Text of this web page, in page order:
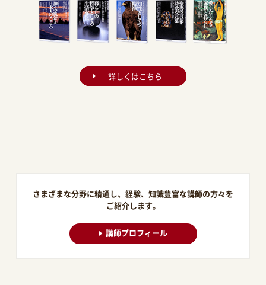
詳しくはこちら
さまざまな分野に精通し、経験、知識豊富な講師の方々を
ご紹介します。
講師プロフィール